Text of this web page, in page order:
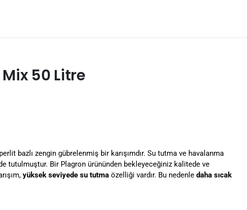
50 Litre
bazlı zengin gübrelenmiş bir karışımdır. Su tutma ve havalanma
tutulmuştur. Bir Plagron ürününden bekleyeceğiniz kalitede ve
yüksek seviyede su tutma özelliği vardır. Bu nedenle daha sıcak